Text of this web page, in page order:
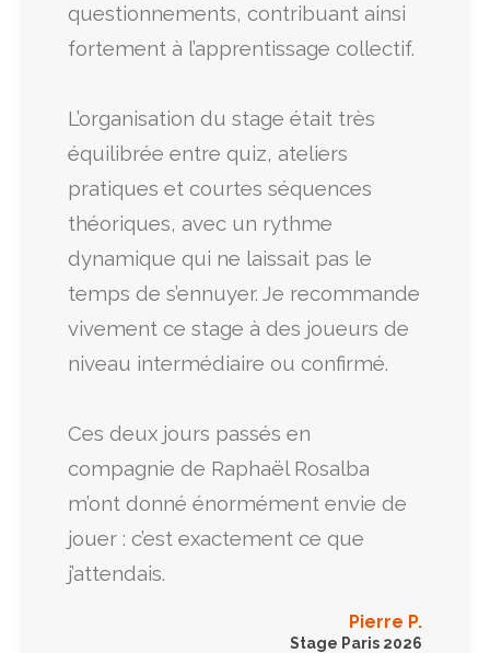
questionnements, contribuant ainsi
fortement à l’apprentissage collectif.
L’organisation du stage était très
équilibrée entre quiz, ateliers
pratiques et courtes séquences
théoriques, avec un rythme
dynamique qui ne laissait pas le
temps de s’ennuyer. Je recommande
vivement ce stage à des joueurs de
niveau intermédiaire ou confirmé.
Ces deux jours passés en
compagnie de Raphaël Rosalba
m’ont donné énormément envie de
jouer : c’est exactement ce que
j’attendais.
Pierre P.
Stage Paris 2026